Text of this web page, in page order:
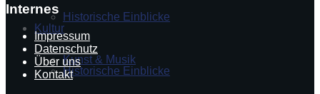
Historische Einblicke
Kunst & Musik
Kultur
Historische Einblicke
Internes
Impressum
Datenschutz
Über uns
Kontakt